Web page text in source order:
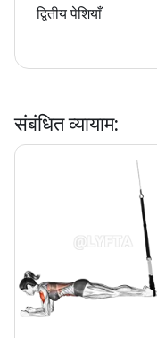
द्वितीय पेशियाँ
संबंधित व्यायाम: